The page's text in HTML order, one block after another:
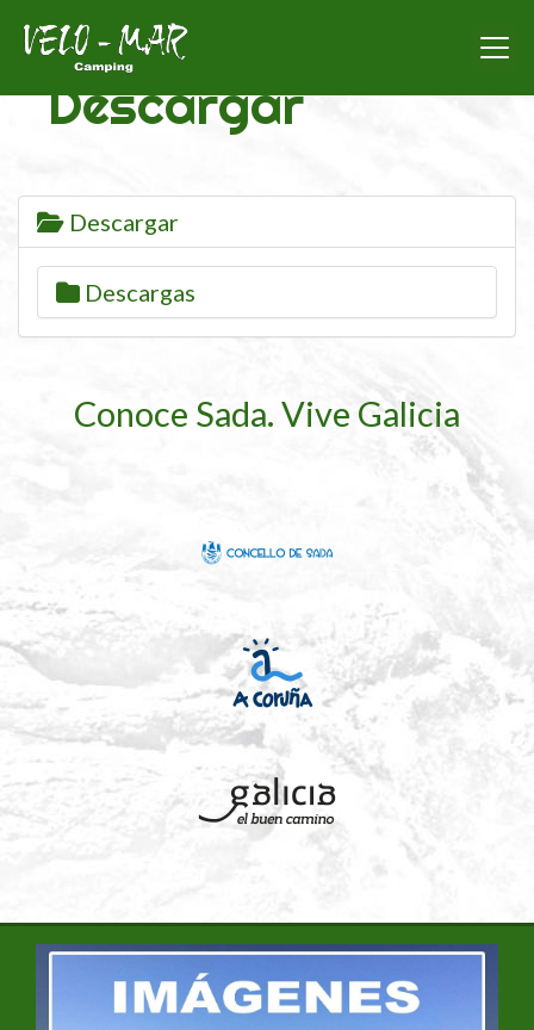
Descargar
Descargar
Descargas
Conoce Sada. Vive Galicia